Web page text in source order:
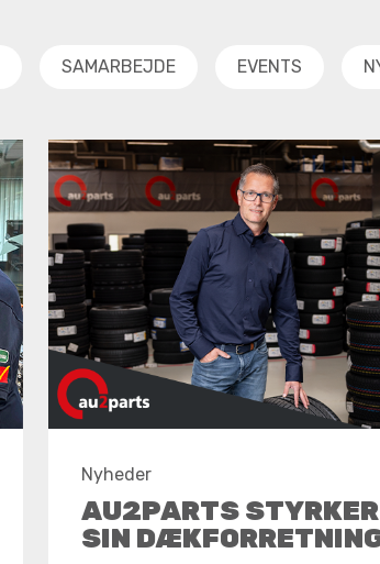
SAMARBEJDE EVENTS
Nyheder
AU2PARTS STYRKER
SIN